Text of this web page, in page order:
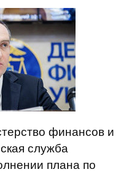
финансов и
служба
плана по